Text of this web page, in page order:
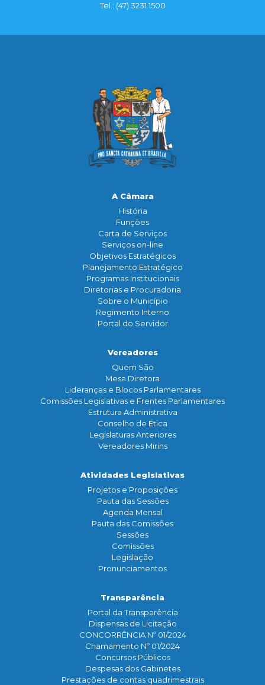
Tel.: (47) 3231.1500
A Câmara
História
Funçōes
Carta de Serviços
Serviços on-line
Objetivos Estratégicos
Planejamento Estratégico
Programas Institucionais
Diretorias e Procuradoria
Sobre o Município
Regimento Interno
Portal do Servidor
Vereadores
Quem São
Mesa Diretora
Lideranças e Blocos Parlamentares
Comissões Legislativas e Frentes Parlamentares
Estrutura Administrativa
Conselho de Ética
Legislaturas Anteriores
Vereadores Mirins
Atividades Legislativas
Projetos e Proposições
Pauta das Sessões
Agenda Mensal
Pauta das Comissões
Sessões
Comissões
Legislação
Pronunciamentos
Transparência
Portal da Transparência
Dispensas de Licitação
CONCORRÊNCIA Nº 01/2024
Chamamento Nº 01/2024
Concursos Públicos
Despesas dos Gabinetes
Prestações de contas quadrimestrais